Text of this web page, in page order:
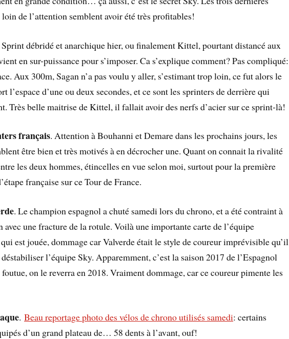
loin de l’attention semblent avoir été très profitables!
Sprint débridé et anarchique hier, ou finalement Kittel, pourtant distancé aux
en sur-puissance pour s’imposer. Ca s’explique comment? Pas compliqué:
Aux 300m, Sagan n’a pas voulu y aller, s’estimant trop loin, ce fut alors le
l’espace d’une ou deux secondes, et ce sont les sprinters de derrière qui
Très belle maitrise de Kittel, il fallait avoir des nerfs d’acier sur ce sprint-là!
français. Attention à Bouhanni et Demare dans les prochains jours, les
être bien et très motivés à en décrocher une. Quant on connait la rivalité
les deux hommes, étincelles en vue selon moi, surtout pour la première
française sur ce Tour de France.
. Le champion espagnol a chuté samedi lors du chrono, et a été contraint à
avec une fracture de la rotule. Voilà une importante carte de l’équipe
est jouée, dommage car Valverde était le style de coureur imprévisible qu’il
l’équipe Sky. Apparemment, c’est la saison 2017 de l’Espagnol
on le reverra en 2018. Vraiment dommage, car ce coureur pimente les
.Beau reportage photo des vélos de chrono utilisés samedi: certains
d’un grand plateau de… 58 dents à l’avant, ouf!